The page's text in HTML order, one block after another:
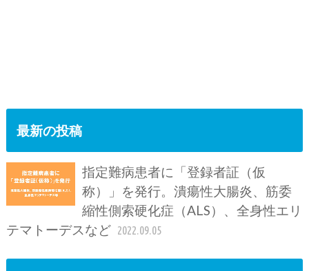
最新の投稿
指定難病患者に「登録者証（仮
称）」を発行。潰瘍性大腸炎、筋委
縮性側索硬化症（ALS）、全身性エリ
テマトーデスなど 2022.09.05